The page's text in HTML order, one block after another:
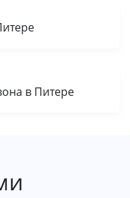
в Питере